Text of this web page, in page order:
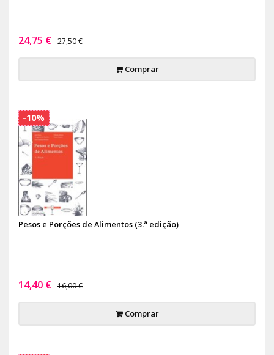
24,75 € 27,50 €
Comprar
Pesos e Porções de Alimentos (3.ª edição)
14,40 € 16,00 €
Comprar
-10%